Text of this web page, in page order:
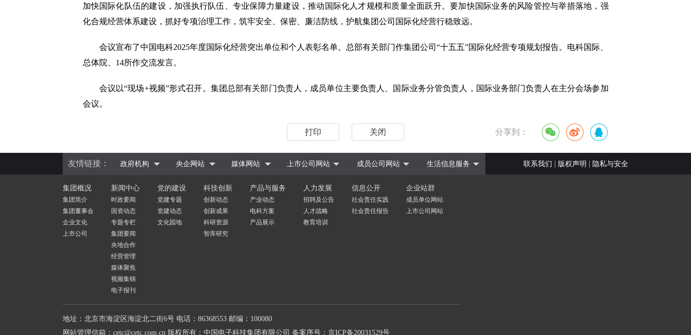
加快国际化队伍的建设，加强执行队伍、专业保障力量建设，推动国际化人才规模和质量全面跃升。要加快国际业务的风险管控与举措落地，强
化合规经营体系建设，抓好专项治理工作，筑牢安全、保密、廉洁防线，护航集团公司国际化经营行稳致远。
会议宣布了中国电科2025年度国际化经营突出单位和个人表彰名单。总部有关部门作集团公司“十五五”国际化经营专项规划报告。电科国际、
总体院、14所作交流发言。
会议以“现场+视频”形式召开。集团总部有关部门负责人，成员单位主要负责人、国际业务分管负责人，国际业务部门负责人在主分会场参加
会议。
打印 关闭 分享到：
联系我们 | 版权声明 | 隐私与安全
友情链接： 政府机构 央企网站 媒体网站 上市公司网站 成员公司网站 生活信息服务
集团概况
集团简介
集团董事会
企业文化
上市公司
新闻中心
时政要闻
国资动态
专题专栏
集团要闻
央地合作
经营管理
媒体聚焦
视频集锦
电子报刊
党的建设
党建专题
党建动态
文化园地
科技创新
创新动态
创新成果
科研资源
智库研究
产品与服务
产业动态
电科方案
产品展示
人力发展
招聘及公告
人才战略
教育培训
信息公开
社会责任实践
社会责任报告
企业站群
成员单位网站
上市公司网站
地址：北京市海淀区海淀北二街6号 电话：86368553 邮编：100080
网站管理信箱：cetc@cetc.com.cn 版权所有：中国电子科技集团有限公司 备案序号：京ICP备20031529号